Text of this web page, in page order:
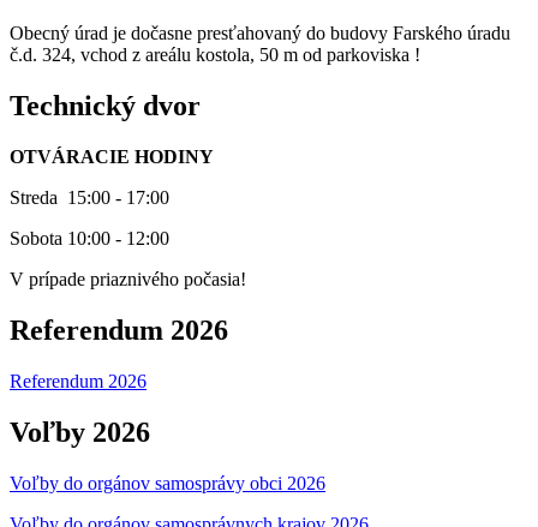
Obecný úrad je dočasne presťahovaný do budovy Farského úradu
č.d. 324, vchod z areálu kostola, 50 m od parkoviska !
Technický dvor
OTVÁRACIE HODINY
Streda 15:00 - 17:00
Sobota 10:00 - 12:00
V prípade priaznivého počasia!
Referendum 2026
Referendum 2026
Voľby 2026
Voľby do orgánov samosprávy obci 2026